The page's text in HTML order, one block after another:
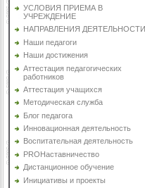
УСЛОВИЯ ПРИЕМА В
УЧРЕЖДЕНИЕ
НАПРАВЛЕНИЯ ДЕЯТЕЛЬНОСТИ
Наши педагоги
Наши достижения
Аттестация педагогических
работников
Аттестация учащихся
Методическая служба
Блог педагога
Инновационная деятельность
Воспитательная деятельность
PROНаставничество
Дистанционное обучение
Инициативы и проекты